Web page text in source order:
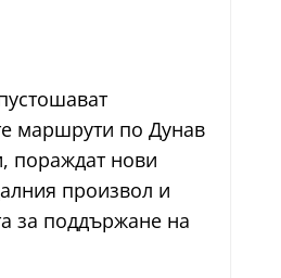
маршрути по Дунав
пораждат нови
произвол и
за поддържане на